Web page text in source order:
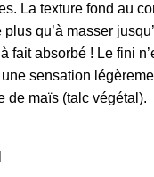
La texture fond au
qu’à masser
fait absorbé ! Le fini
sensation
de maïs (talc végétal).